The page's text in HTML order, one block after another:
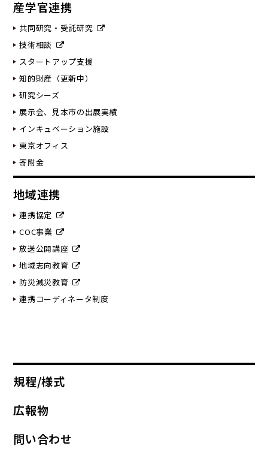
産学官連携
共同研究・受託研究
技術相談
スタートアップ支援
知的財産（更新中）
研究シーズ
展示会、見本市の出展実績
インキュベーション施設
東京オフィス
寄附金
地域連携
連携協定
COC事業
放送公開講座
地域志向教育
防災減災教育
連携コーディネータ制度
規程/様式
広報物
問い合わせ